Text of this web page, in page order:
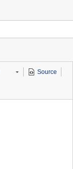
Source